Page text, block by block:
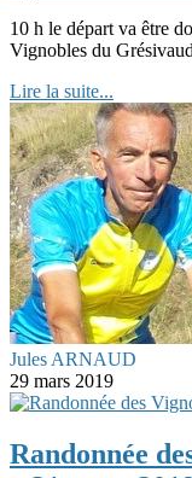
10 h le départ va être
Vignobles du
Lire la suite...
Jules ARNAUD
29 mars 2019
Randonnée